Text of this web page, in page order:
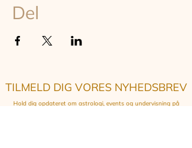
Del
TILMELD DIG VORES NYHEDSBREV
Hold dig opdateret om astrologi, events og undervisning på